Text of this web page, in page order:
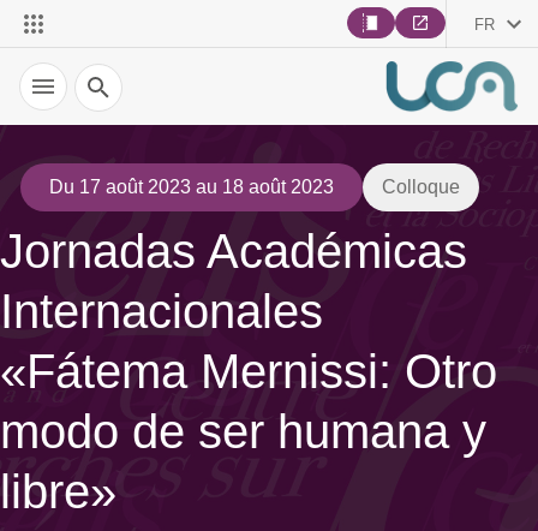
FR
Recherche
Du 17 août 2023 au 18 août 2023 Colloque
Jornadas Académicas
Internacionales
«Fátema Mernissi: Otro
modo de ser humana y
libre»